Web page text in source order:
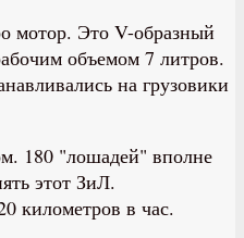
мотор. Это V-образный
объемом 7 литров.
на грузовики
180 "лошадей" вполне
этот ЗиЛ.
километров в час.